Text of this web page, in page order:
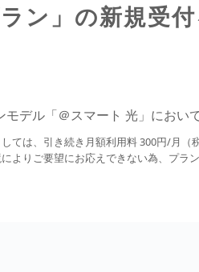
ラン」の新規受
デル「＠スマート 光」におい
は、引き続き月額利用料 300円/月（
りご要望にお応えできない為、プラ